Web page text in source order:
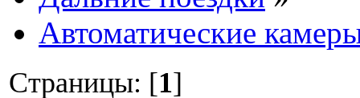
Автоматические
Страницы: [1]